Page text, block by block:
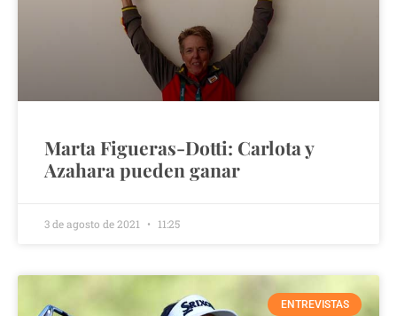
Marta Figueras-Dotti: Carlota y
Azahara pueden ganar
3 de agosto de 2021 11:25
ENTREVISTAS